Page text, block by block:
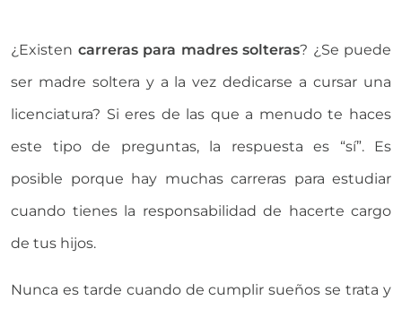
¿Existen carreras para madres solteras? ¿Se puede
ser madre soltera y a la vez dedicarse a cursar una
licenciatura? Si eres de las que a menudo te haces
este tipo de preguntas, la respuesta es “sí”. Es
posible porque hay muchas carreras para estudiar
cuando tienes la responsabilidad de hacerte cargo
de tus hijos.
Nunca es tarde cuando de cumplir sueños se trata y